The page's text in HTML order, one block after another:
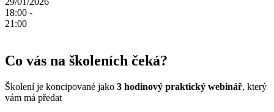
18:00 -
21:00
Co vás na školeních čeká?
Školení je koncipované jako 3 hodinový praktický webinář, který
vám má předat